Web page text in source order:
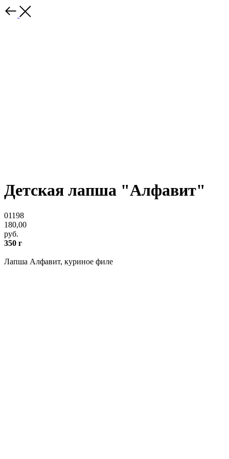
Детская лапша "Алфавит"
01198
180,00
руб.
350 г
Лапша Алфавит, куриное филе